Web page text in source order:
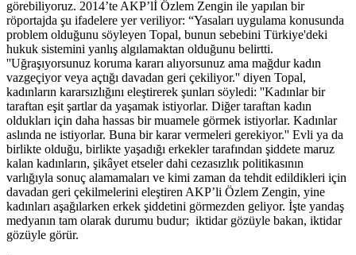
görebiliyoruz. 2014’te AKP’lİ Özlem Zengin ile yapılan bir
röportajda şu ifadelere yer veriliyor: “Yasaları uygulama konusunda
problem olduğunu söyleyen Topal, bunun sebebini Türkiye'deki
hukuk sistemini yanlış algılamaktan olduğunu belirtti.
''Uğraşıyorsunuz koruma kararı alıyorsunuz ama mağdur kadın
vazgeçiyor veya açtığı davadan geri çekiliyor.'' diyen Topal,
kadınların kararsızlığını eleştirerek şunları söyledi: ''Kadınlar bir
taraftan eşit şartlar da yaşamak istiyorlar. Diğer taraftan kadın
oldukları için daha hassas bir muamele görmek istiyorlar. Kadınlar
aslında ne istiyorlar. Buna bir karar vermeleri gerekiyor.'' Evli ya da
birlikte olduğu, birlikte yaşadığı erkekler tarafından şiddete maruz
kalan kadınların, şikâyet etseler dahi cezasızlık politikasının
varlığıyla sonuç alamamaları ve kimi zaman da tehdit edildikleri için
davadan geri çekilmelerini eleştiren AKP’li Özlem Zengin, yine
kadınları aşağılarken erkek şiddetini görmezden geliyor. İşte yandaş
medyanın tam olarak durumu budur; iktidar gözüyle bakan, iktidar
gözüyle görür.